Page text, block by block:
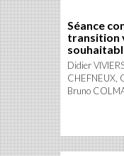
Séance
transition
Didier
CHEFNEUX,
Bruno